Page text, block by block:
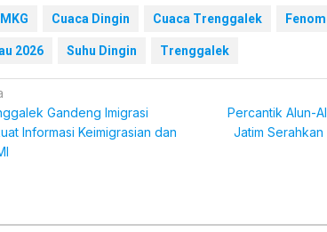
Cuaca Dingin Cuaca Trenggalek
2026 Suhu Dingin Trenggalek
Gandeng Imigrasi
Informasi Keimigrasian dan
Percantik Alun-
Jatim